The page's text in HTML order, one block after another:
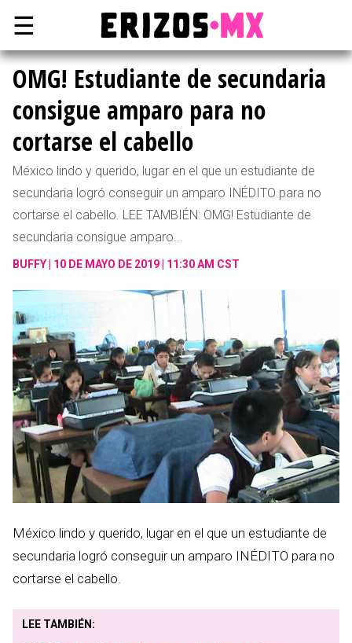
☰
OMG! Estudiante de secundaria
consigue amparo para no
cortarse el cabello
México lindo y querido, lugar en el que un estudiante de
secundaria logró conseguir un amparo INÉDITO para no
cortarse el cabello. LEE TAMBIÉN: OMG! Estudiante de
secundaria consigue amparo...
BUFFY 10 DE MAYO DE 2019 | 11:30 AM CST
México lindo y querido, lugar en el que un estudiante de
secundaria logró conseguir un amparo INÉDITO para no
cortarse el cabello.
LEE TAMBIÉN: